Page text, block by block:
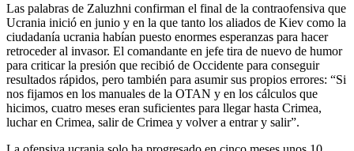
Las palabras de Zaluzhni confirman el final de la contraofensiva que
Ucrania inició en junio y en la que tanto los aliados de Kiev como la
ciudadanía ucrania habían puesto enormes esperanzas para hacer
retroceder al invasor. El comandante en jefe tira de nuevo de humor
para criticar la presión que recibió de Occidente para conseguir
resultados rápidos, pero también para asumir sus propios errores: “Si
nos fijamos en los manuales de la OTAN y en los cálculos que
hicimos, cuatro meses eran suficientes para llegar hasta Crimea,
luchar en Crimea, salir de Crimea y volver a entrar y salir”.